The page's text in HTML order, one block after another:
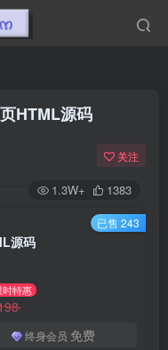
HTML源码
关注
1.3W+ 1383
源码
时特惠
终身会员 免费
已售 243